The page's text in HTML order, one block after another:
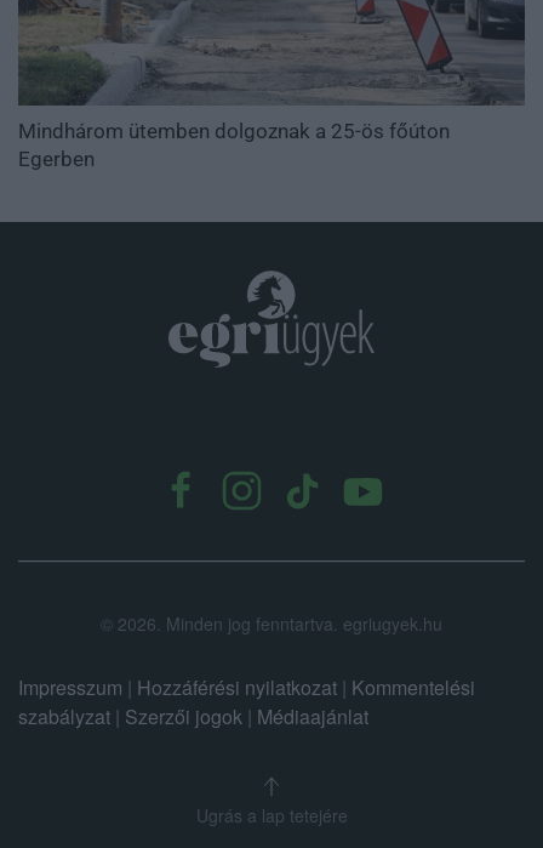
Mindhárom ütemben dolgoznak a 25-ös főúton
Egerben
© 2026. Minden jog fenntartva. egriugyek.hu
Impresszum | Hozzáférési nyilatkozat | Kommentelési
szabályzat | Szerzői jogok | Médiaajánlat
Ugrás a lap tetejére